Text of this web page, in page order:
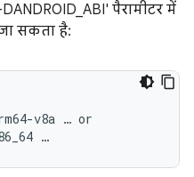
पैरामीटर में
सकता है:
v8a … or